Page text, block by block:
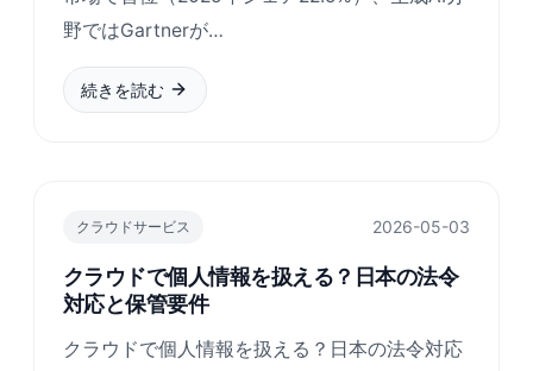
野ではGartnerが…
続きを読む
クラウドサービス 2026-05-03
クラウドで個人情報を扱える？日本の法令
対応と保管要件
クラウドで個人情報を扱える？日本の法令対応